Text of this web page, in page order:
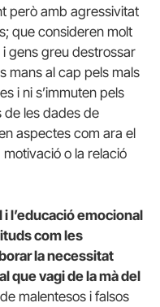
però amb agressivitat
que consideren molt
gens greu destrossar
mans al cap pels mals
i ni s’immuten pels
de les dades de
aspectes com ara el
o la relació
l’educació emocional
com les
la necessitat
que vagi de la mà del
malentesos i falsos